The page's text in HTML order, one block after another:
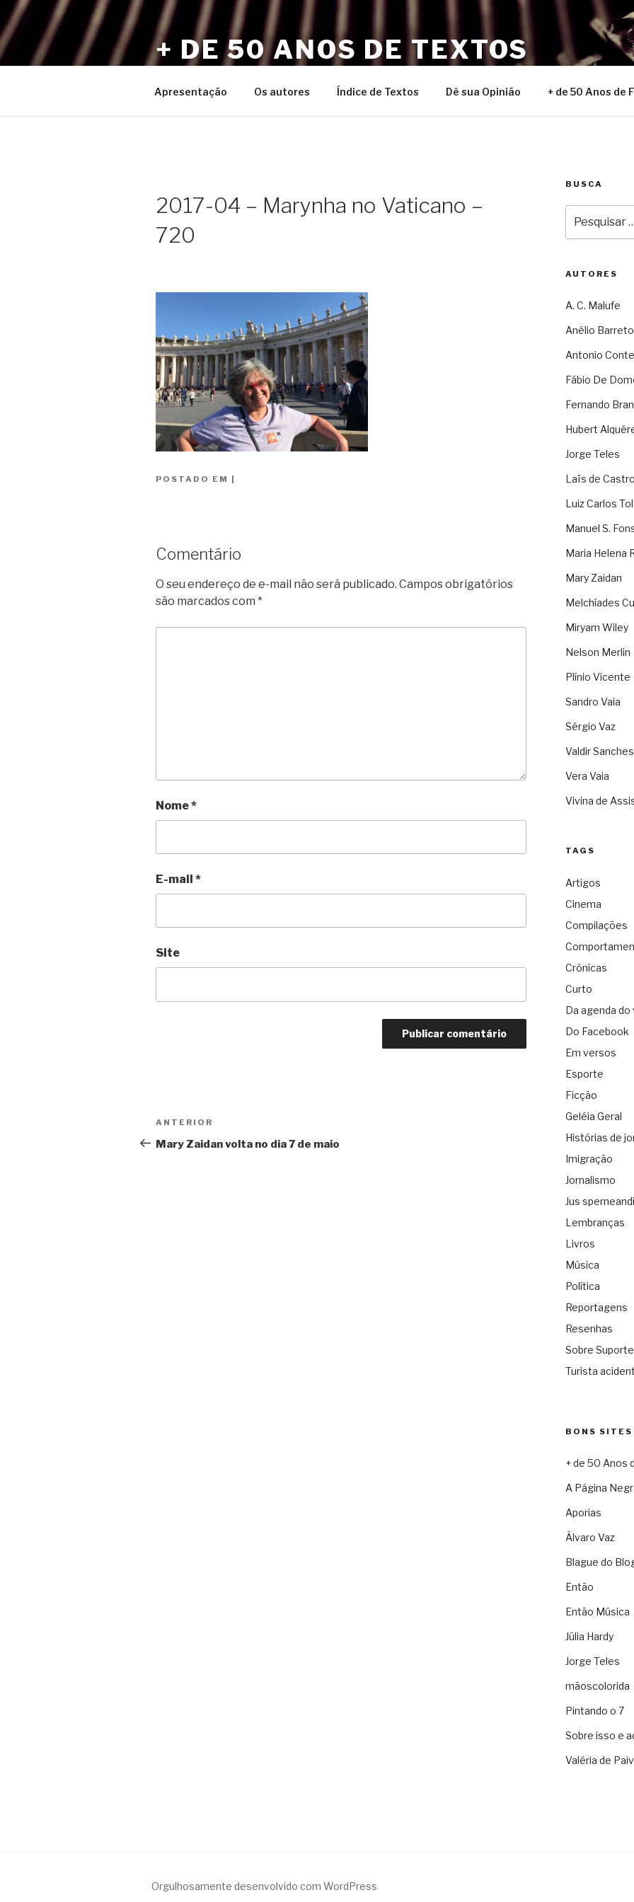
Pular
para
o
conteúdo
+ DE 50 ANOS DE TEXTOS
Apresentação Os autores Índice de Textos Dê sua Opinião + de 50 Anos de
2017-04 – Marynha no Vaticano –
720
POSTADO EM
Comentário
O seu endereço de e-mail não será publicado. Campos obrigatórios
são marcados com *
Nome*
E-mail *
Site
Navegação
de
Anterior
ANTERIOR
Mary Zaidan volta no dia 7 de maio
BUSCA
por:
AUTORES
A. C. Malufe
Anélio Barreto
Antonio
Fábio De
Fernando
Hubert
Jorge Teles
Laïs de Castro
Luiz Carlos
Manuel S.
Maria Helena
Mary Zaidan
Melchíades
Miryam Wiley
Nelson Merlin
Plínio Vicente
Sandro Vaia
Sérgio Vaz
Valdir Sanches
Vera Vaia
Vivina de
TAGS
Artigos
Cinema
Compilações
Crônicas
Curto
Da agenda do
Do Facebook
Em versos
Esporte
Ficção
Geléia Geral
Histórias de
Imigração
Jornalismo
Jus sperneandi
Lembranças
Livros
Música
Política
Reportagens
Resenhas
Sobre
Turista
BONS SITES
+ de 50 Anos
A Página
Aporias
Álvaro Vaz
Blague do
Então
Então Música
Júlia Hardy
Jorge Teles
mãoscolorida
Pintando o 7
Sobre isso e
Valéria de
Orgulhosamente desenvolvido com WordPress